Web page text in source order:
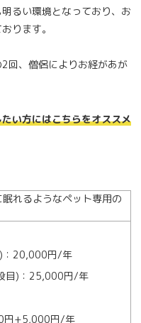
るい環境となっており、お
ります。
回、僧侶によりお経があが
い方にはこちらをオススメ
れるようなペット専用の
：20,000円/年
目)：25,000円/年
円+5,000円/年